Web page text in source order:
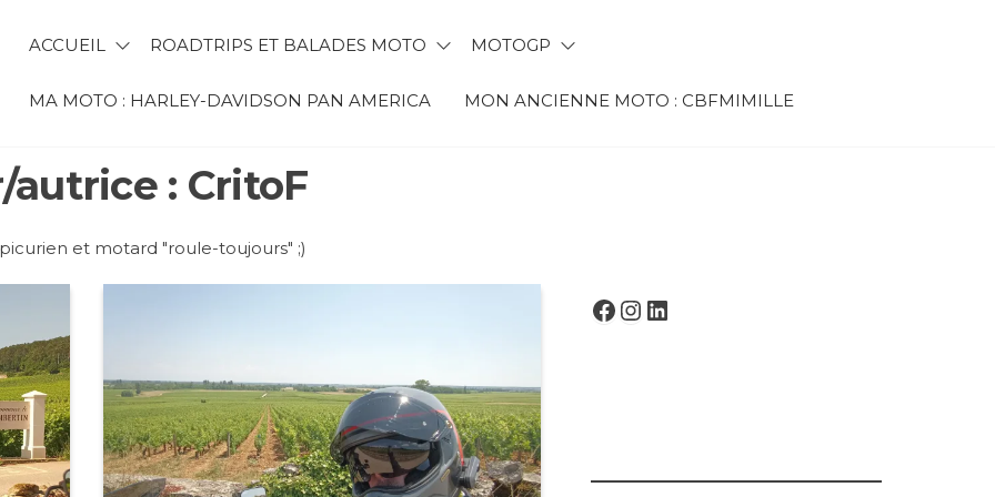
ACCUEIL ROADTRIPS ET BALADES MOTO MOTOGP
MA MOTO : HARLEY-DAVIDSON PAN AMERICA MON ANCIENNE MOTO : CBFMIMILLE
autrice : CritoF
et motard "roule-toujours" ;)
FACEBOOK
INSTAGRAM
LINKEDIN